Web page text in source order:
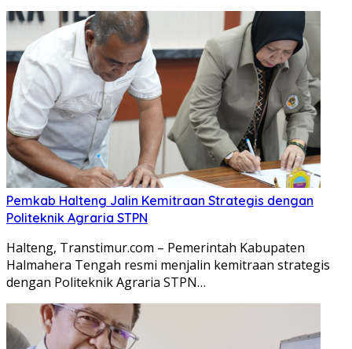
Pemkab Halteng Jalin Kemitraan Strategis dengan
Politeknik Agraria STPN
Halteng, Transtimur.com – Pemerintah Kabupaten
Halmahera Tengah resmi menjalin kemitraan strategis
dengan Politeknik Agraria STPN…